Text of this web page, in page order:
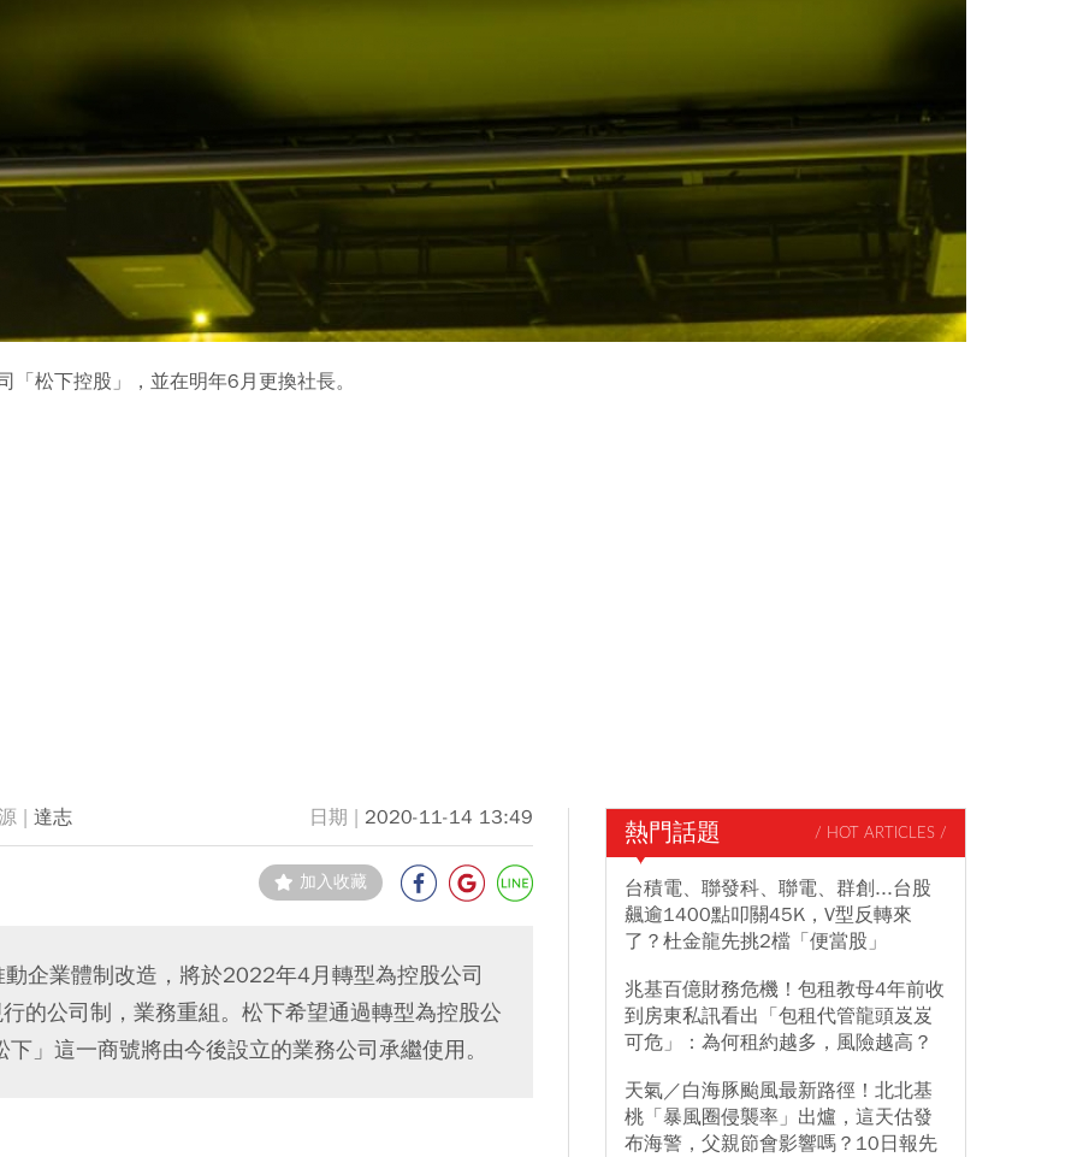
松下控股」，並在明年6月更換社長。
達志 2020-11-14 13:49
加入收藏
企業體制改造，將於2022年4月轉型為控股公司
的公司制，業務重組。松下希望通過轉型為控股公
」這一商號將由今後設立的業務公司承繼使用。
熱門話題 / HOT ARTICLES /
台積電、聯發科、聯電、群創...台股
飆逾1400點叩關45K，V型反轉來
了？杜金龍先挑2檔「便當股」
兆基百億財務危機！包租教母4年前收
到房東私訊看出「包租代管龍頭岌岌
可危」：為何租約越多，風險越高？
天氣／白海豚颱風最新路徑！北北基
桃「暴風圈侵襲率」出爐，這天估發
布海警，父親節會影響嗎？10日報先